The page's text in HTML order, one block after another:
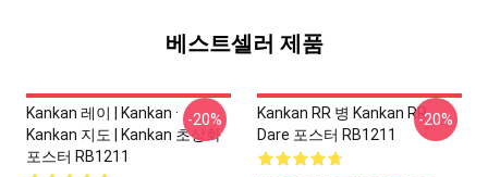
베스트셀러 제품
Kankan 레이 | Kankan ·
Kankan 지도 | Kankan 초상화
포스터 RB1211
-20%
Kankan RR 병 Kankan RR
Dare 포스터 RB1211
-20%